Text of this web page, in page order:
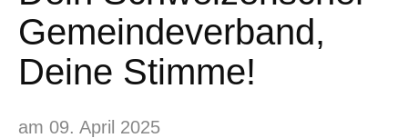
Gemeindeverband,
Deine Stimme!
am 09. April 2025